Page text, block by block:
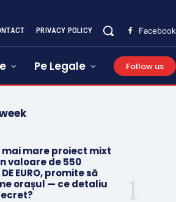
PRIVACY POLICY Facebook
Pe Legale Follow us
mai mare proiect mixt
valoare de 550
DE EURO, promite să
orașul — ce detaliu